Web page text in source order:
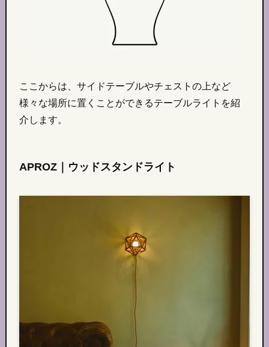
ここからは、サイドテーブルやチェストの上など
様々な場所に置くことができるテーブルライトを紹
介します。
APROZ｜ウッドスタンドライト